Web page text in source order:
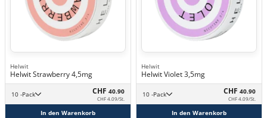
Helwit
Helwit Strawberry 4,5mg
10 -Pack CHF 40.90
CHF 4.09/St.
In den Warenkorb
Helwit
Helwit Violet 3,5mg
10 -Pack CHF 40.90
CHF 4.09/St.
In den Warenkorb